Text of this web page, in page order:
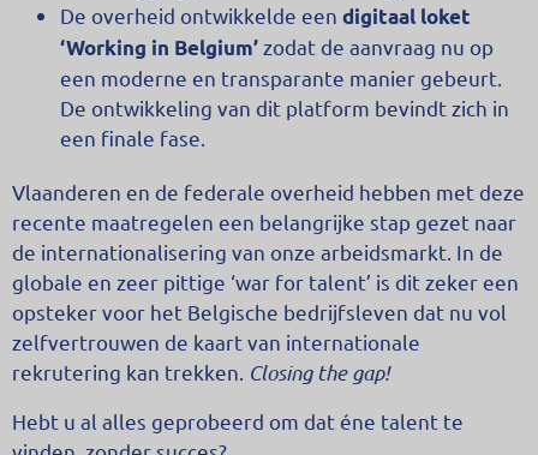
De overheid ontwikkelde een digitaal loket
‘Working in Belgium’zodat de aanvraag nu op
een moderne en transparante manier gebeurt.
De ontwikkeling van dit platform bevindt zich in
een finale fase.
Vlaanderen en de federale overheid hebben met deze
recente maatregelen een belangrijke stap gezet naar
de internationalisering van onze arbeidsmarkt. In de
globale en zeer pittige ‘war for talent’ is dit zeker een
opsteker voor het Belgische bedrijfsleven dat nu vol
zelfvertrouwen de kaart van internationale
rekrutering kan trekken. Closing the gap!
Hebt u al alles geprobeerd om dat éne talent te